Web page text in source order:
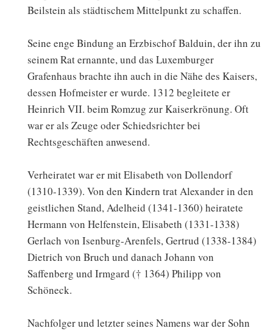
Beilstein als städtischem Mittelpunkt zu schaffen.
Seine enge Bindung an Erzbischof Balduin, der ihn zu
seinem Rat ernannte, und das Luxemburger
Grafenhaus brachte ihn auch in die Nähe des Kaisers,
dessen Hofmeister er wurde. 1312 begleitete er
Heinrich VII. beim Romzug zur Kaiserkrönung. Oft
war er als Zeuge oder Schiedsrichter bei
Rechtsgeschäften anwesend.
Verheiratet war er mit Elisabeth von Dollendorf
(1310-1339). Von den Kindern trat Alexander in den
geistlichen Stand, Adelheid (1341-1360) heiratete
Hermann von Helfenstein, Elisabeth (1331-1338)
Gerlach von Isenburg-Arenfels, Gertrud (1338-1384)
Dietrich von Bruch und danach Johann von
Saffenberg und Irmgard († 1364) Philipp von
Schöneck.
Nachfolger und letzter seines Namens war der Sohn